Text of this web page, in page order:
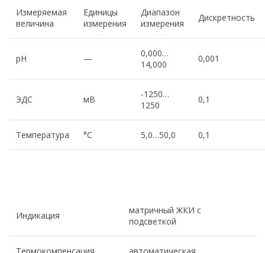
Измеряемая
величина
Единицы
измерения
Диапазон
измерения
Дискретность
pH —
0,000…
14,000
0,001
ЭДС мВ
-1250…
1250
0,1
Температура °C 5,0…50,0 0,1
Индикация
матричный ЖКИ с
подсветкой